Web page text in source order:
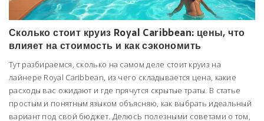
Сколько стоит круиз Royal Caribbean: цены, что
влияет на стоимость и как сэкономить
Тут разбираемся, сколько на самом деле стоит круиз на
лайнере Royal Caribbean, из чего складывается цена, какие
расходы вас ожидают и где прячутся скрытые траты. В статье
простым и понятным языком объясняю, как выбрать идеальный
вариант под свой бюджет. ДелюсЬ полезными советами о том,